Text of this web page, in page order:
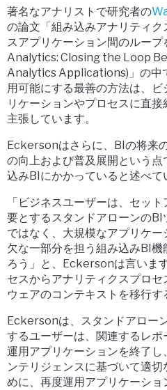
著名なアナリストで研究者の
の論文「組み込みアナリティク
スアプリケーション間のルー
Analytics: Closing the Loop
Analytics Applications)」の中
用可能にする最善の方法は、
リケーションやプロセスに直
主張しています。
Eckersonはさらに、BIの将来
の向上および普及展開という
込みBIにかかっていると述べて
「ビジネスユーザーは、セッ
要とするスタンドアローンの
ではなく、大規模なアプリケ
欠な一部分を担う組み込みBI
ろう」と、Eckersonは言いま
セスからアナリティクスプロセ
ウェアのコンテキストを移行す
Eckersonは、スタンドアロー
するユーザーは、関連するレ
運用アプリケーションを終了
ンテリジェンスに基づいて適
めに、再度運用アプリケーシ